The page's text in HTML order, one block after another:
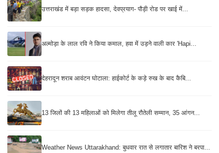
उत्तराखंड में बड़ा सड़क हादसा, देवप्रयाग- पौड़ी रोड पर खाई में...
अल्मोड़ा के लाल रवि ने किया कमाल, हवा में उड़ने वाली कार 'Hapi...
देहरादून शराब आवंटन घोटाला: हाईकोर्ट के कड़े रुख के बाद कैबि...
13 जिलों की 13 महिलाओं को मिलेगा तीलू रौतेली सम्मान, 35 आंगन...
Weather News Uttarakhand: बुधवार रात से लगातार बारिश ने बरपा...